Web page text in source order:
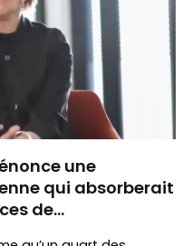
une
qui absorberait
de